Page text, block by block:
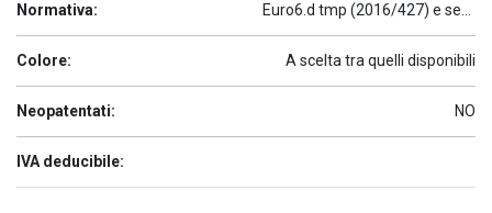
Normativa:
Colore: A scelta tra quelli disponibili
Neopatentati: NO
IVA deducibile: